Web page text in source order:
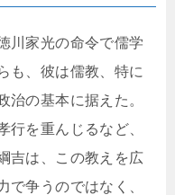
川家光の命令で儒学
も、彼は儒教、特に
治の基本に据えた。
行を重んじるなど、
吉は、この教えを広
で争うのではなく、